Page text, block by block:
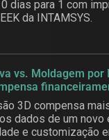
dias para 1 com
da INTAMSYS.
vs. Moldagem por
3D compensa
dados de um
e customização